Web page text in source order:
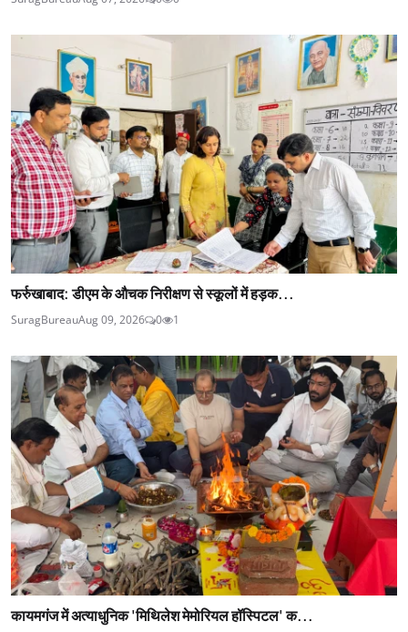
फर्रुखाबाद: डीएम के औचक निरीक्षण से स्कूलों में हड़क...
SuragBureauAug 09, 2026 0 1
कायमगंज में अत्याधुनिक 'मिथिलेश मेमोरियल हॉस्पिटल' क...